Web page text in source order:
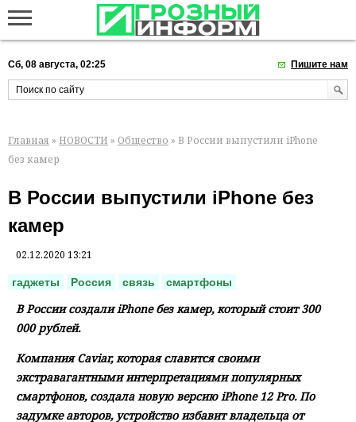
Сб, 08 августа, 02:25 Пишите нам
Главная » НОВОСТИ » Общество » В России выпустили iPhone
без камер
В России выпустили iPhone без
камер
02.12.2020 13:21
гаджеты Россия связь смартфоны
В России создали iPhone без камер, который стоит 300
000 рублей.
Компания Caviar, которая славится своими
экстравагантными интерпретациями популярных
смартфонов, создала новую версию iPhone 12 Pro. По
задумке авторов, устройство избавит владельца от